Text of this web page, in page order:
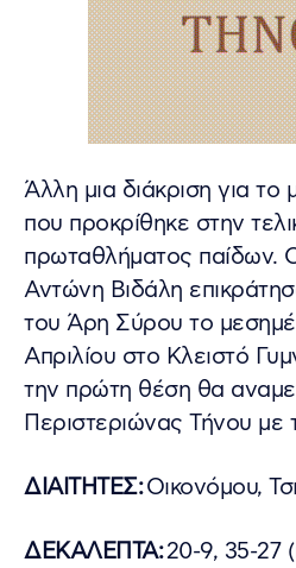
Άλλη μια διάκριση για το
που προκρίθηκε στην
πρωταθλήματος παίδων.
Αντώνη Βιδάλη
του Άρη Σύρου το
Απριλίου στο Κλειστό
την πρώτη θέση θα
Περιστεριώνας Τήνου
ΔΙΑΙΤΗΤΕΣ:Οικονόμου,
ΔΕΚΑΛΕΠΤΑ:20-9, 35-27